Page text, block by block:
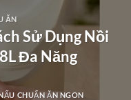
ĂN
Sử Dụng Nồi
Đa Năng
CHUẨN ĂN NGON